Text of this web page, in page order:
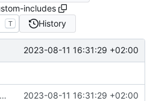
includes
T History
2023-08-11 16:31:29 +02:00
geladen und automatisch angezeigt werden 2023-08-11 16:31:29 +02:00